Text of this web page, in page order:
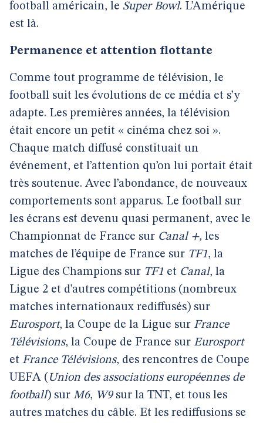
football américain, le Super Bowl. L’Amérique
est là.
Permanence et attention flottante
Comme tout programme de télévision, le
football suit les évolutions de ce média et s’y
adapte. Les premières années, la télévision
était encore un petit « cinéma chez soi ».
Chaque match diffusé constituait un
événement, et l’attention qu’on lui portait était
très soutenue. Avec l’abondance, de nouveaux
comportements sont apparus. Le football sur
les écrans est devenu quasi permanent, avec le
Championnat de France sur Canal +, les
matches de l’équipe de France sur TF1, la
Ligue des Champions sur TF1 et Canal, la
Ligue 2 et d’autres compétitions (nombreux
matches internationaux rediffusés) sur
Eurosport, la Coupe de la Ligue sur France
Télévisions, la Coupe de France sur Eurosport
et France Télévisions, des rencontres de Coupe
UEFA ( Union des associations européennes de
football) sur M6, W9 sur la TNT, et tous les
autres matches du câble. Et les rediffusions se